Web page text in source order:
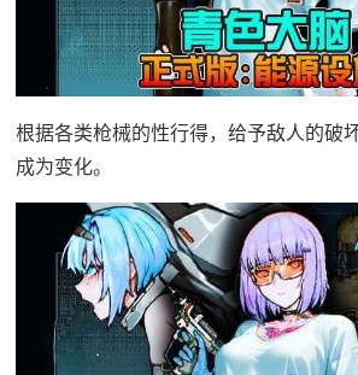
根据各类枪械的性行得，给予敌人的破
成为变化。